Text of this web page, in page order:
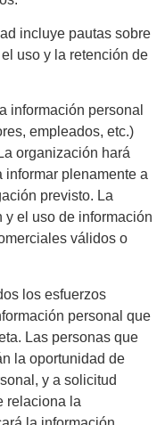
incluye pautas sobre
uso y la retención de
información personal
empleados, etc.)
organización hará
informar plenamente a
previsto. La
el uso de información
válidos o
los esfuerzos
personal que
Las personas que
la oportunidad de
y a solicitud
relaciona la